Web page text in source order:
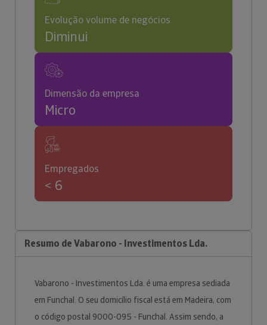
Evolução volume de negócios
Diminui
Dimensão da empresa
Micro
Empregados
< 6
Resumo de Vabarono - Investimentos Lda.
Vabarono - Investimentos Lda. é uma empresa sediada
em Funchal. O seu domicílio fiscal está em Madeira, com
o código postal 9000-095 - Funchal. Assim sendo, a